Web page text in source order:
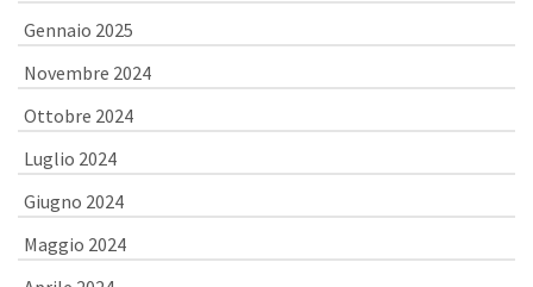
Gennaio 2025
Novembre 2024
Ottobre 2024
Luglio 2024
Giugno 2024
Maggio 2024